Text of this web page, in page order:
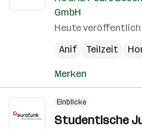
GmbH
Heute
Anif
Teilzeit
Merken
Einblicke
Studentische